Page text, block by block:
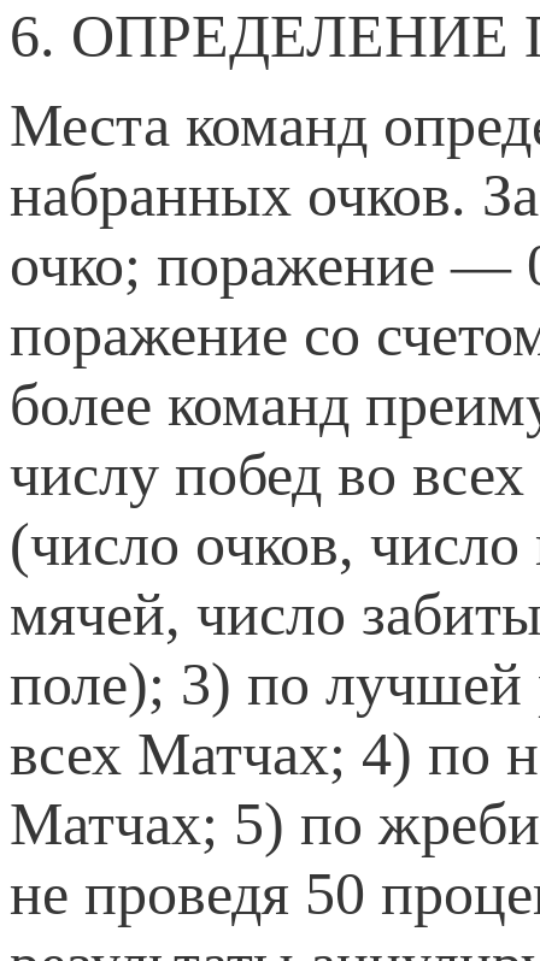
6.
Места команд
набранных очков.
очко; поражение —
поражение со
более команд
числу побед во
(число очков,
мячей, число
поле); 3) по
всех Матчах; 4) по
Матчах; 5) по
не проведя 50